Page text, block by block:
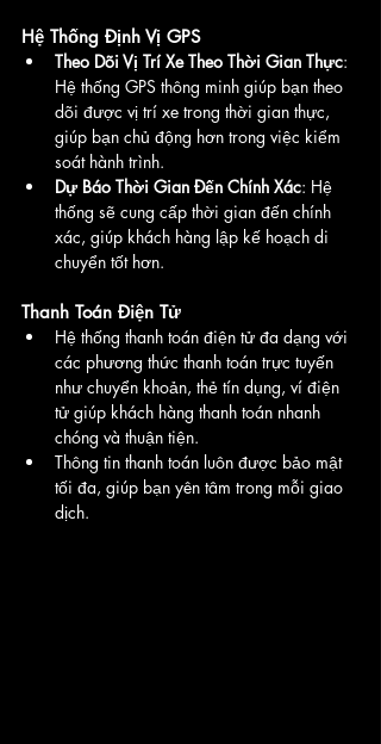
Hệ Thống Định Vị GPS
Theo Dõi Vị Trí Xe Theo Thời Gian Thực:
Hệ thống GPS thông minh giúp bạn theo
dõi được vị trí xe trong thời gian thực,
giúp bạn chủ động hơn trong việc kiểm
soát hành trình.
Dự Báo Thời Gian Đến Chính Xác: Hệ
thống sẽ cung cấp thời gian đến chính
xác, giúp khách hàng lập kế hoạch di
chuyển tốt hơn.
Thanh Toán Điện Tử
Hệ thống thanh toán điện tử đa dạng với
các phương thức thanh toán trực tuyến
như chuyển khoản, thẻ tín dụng, ví điện
tử giúp khách hàng thanh toán nhanh
chóng và thuận tiện.
Thông tin thanh toán luôn được bảo mật
tối đa, giúp bạn yên tâm trong mỗi giao
dịch.